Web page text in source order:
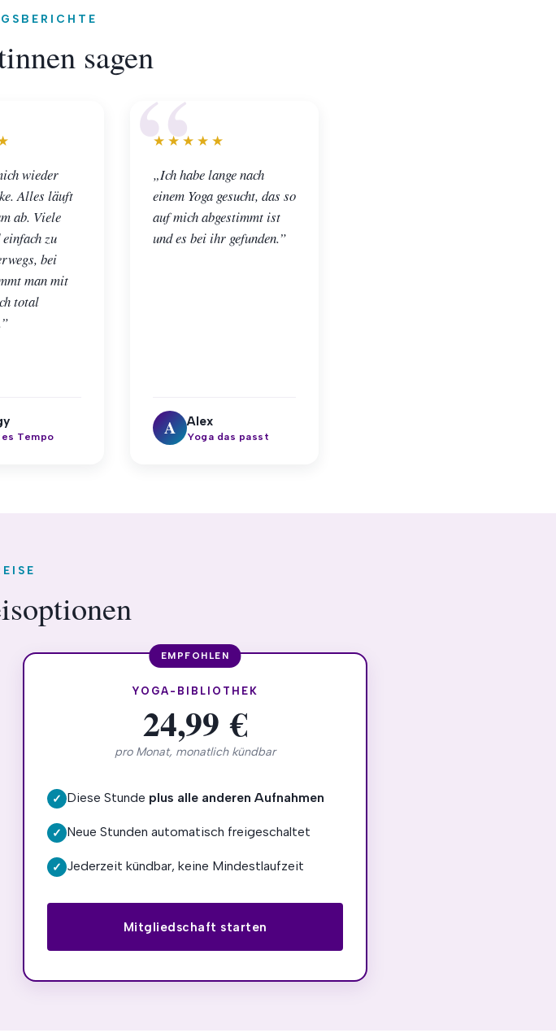
sagen
wieder
Alles läuft
ab. Viele
zu
bei
man mit
total
Tempo
★★★★★
„Ich habe lange nach
einem Yoga gesucht, das so
auf mich abgestimmt ist
und es bei ihr gefunden.”
A Alex
Yoga das passt
YOGA-BIBLIOTHEK
24,99 €
pro Monat, monatlich kündbar
✓ Diese Stunde plus alle anderen Aufnahmen
✓ Neue Stunden automatisch freigeschaltet
✓ Jederzeit kündbar, keine Mindestlaufzeit
Mitgliedschaft starten